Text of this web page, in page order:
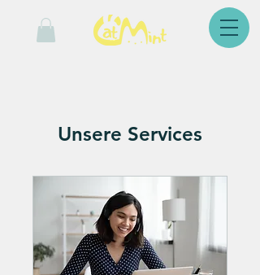
Unsere Services